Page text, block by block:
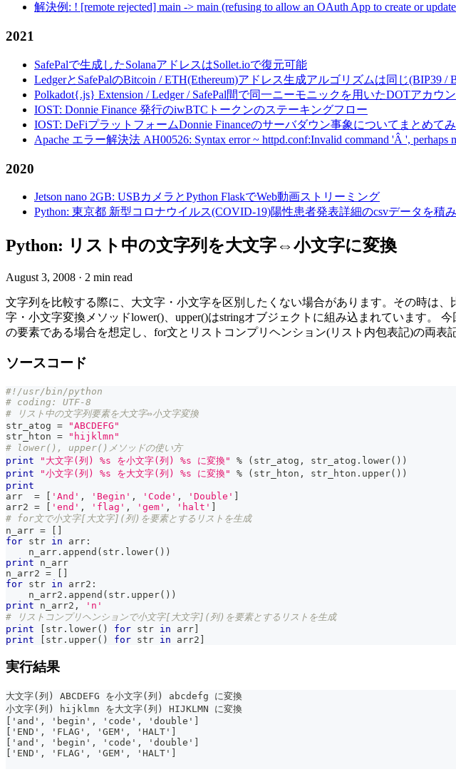
解決例: ! [remote rejected] main -> main (refusing to allow an OAuth App to create or
2021
SafePalで生成したSolanaアドレスはSollet.ioで復元可能
LedgerとSafePalのBitcoin / ETH(Ethereum)アドレス生成アルゴリズムは同じ(BIP39 /
Polkadot{.js} Extension / Ledger / SafePal間で同一ニーモニックを用いたDOTアカウ
IOST: Donnie Finance 発行のiwBTCトークンのステーキングフロー
IOST: DeFiプラットフォームDonnie Financeのサーバダウン事象についてまとめて
Apache エラー解決法 AH00526: Syntax error ~ httpd.conf:Invalid command 'Â ', perhaps
2020
Jetson nano 2GB: USBカメラとPython FlaskでWeb動画ストリーミング
Python: 東京都 新型コロナウイルス(COVID-19)陽性患者発表詳細のcsvデータを積
Python: リスト中の文字列を大文字⇔小文字に変換
August 3, 2008 · 2 min read
文字列を比較する際に、大文字・小文字を区別したくない場合があります。その時は
字・小文字変換メソッドlower()、upper()はstringオブジェクトに組み込まれています。
の要素である場合を想定し、for文とリストコンプリヘンション(リスト内包表記)の両表
ソースコード
#!/usr/bin/python
# coding: UTF-8
# リスト中の文字列要素を大文字⇔小文字変換
str_atog =
"ABCDEFG"
str_hton =
"hijklmn"
# lower(), upper()メソッドの使い方
print
"大文字(列) %s を小文字(列) %s に変換" % ( str_atog , str_atog . lower( ) )
print
"小文字(列) %s を大文字(列) %s に変換" % ( str_hton , str_hton . upper( ) )
print
arr = [ 'And' , 'Begin' , 'Code' , 'Double' ]
arr2 = [ 'end' , 'flag' , 'gem' , 'halt' ]
# for文で小文字[大文字](列)を要素とするリストを生成
n_arr = [ ]
for str in arr :
    n_arr
. append ( str . lower( ) )
print n_arr
n_arr2 = [ ]
for str in arr2 :
    n_arr2
. append ( str . upper( ) )
print n_arr2 ,
'n'
# リストコンプリヘンションで小文字[大文字](列)を要素とするリストを生成
print
[ str . lower( ) for str in arr]
print
[ str . upper( ) for str in arr2 ]
実行結果
大文字(列) ABCDEFG を小文字(列) abcdefg に変換
小文字(列) hijklmn を大文字(列) HIJKLMN に変換
['and', 'begin', 'code', 'double']
['END', 'FLAG', 'GEM', 'HALT']
['and', 'begin', 'code', 'double']
['END', 'FLAG', 'GEM', 'HALT']